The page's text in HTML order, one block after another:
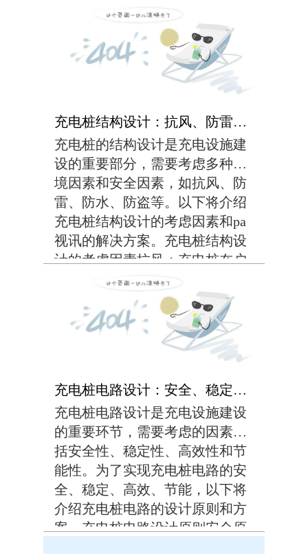
能进行操作。可以考虑采用更大
的按键设计，加入纹理或者增加
按键之间的距离，以提高操作时
的舒适度和准确性。更加...
充电桩结构设计：抗风、防雷、防水、防盗等考虑因素
充电桩的结构设计是充电设施建
设的重要部分，需要考虑多种环
境因素和安全因素，如抗风、防
雷、防水、防盗等。以下将介绍
充电桩结构设计的考虑因素和pa
视讯的解决方案。充电桩结构设
计的考虑因素抗风：充电桩在户
外使用时，需要承受不同等级的
风力，因此需要在结构设计中考
虑抗风性能。防雷：充电桩涉及
高电压、大电流，需要采取防
充电桩电路设计：安全、稳定、高效、节能的电路方案
充电桩电路设计是充电设施建设
的重要环节，需要考虑的因素包
括安全性、稳定性、高效性和节
能性。为了实现充电桩电路的安
全、稳定、高效、节能，以下将
介绍充电桩电路的设计原则和方
案。充电桩电路设计原则安全原